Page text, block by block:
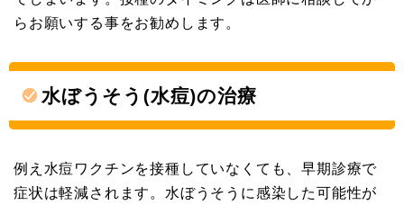
らお願いする事をお勧めします。
水ぼうそう(水痘)の治療
例え水痘ワクチンを接種していなくても、早期診療で
症状は軽減されます。水ぼうそうに感染した可能性が